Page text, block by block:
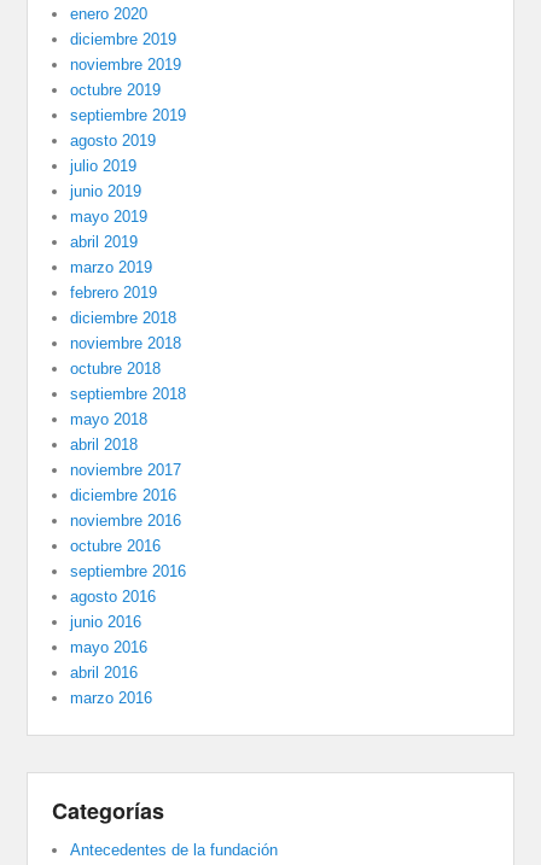
enero 2020
diciembre 2019
noviembre 2019
octubre 2019
septiembre 2019
agosto 2019
julio 2019
junio 2019
mayo 2019
abril 2019
marzo 2019
febrero 2019
diciembre 2018
noviembre 2018
octubre 2018
septiembre 2018
mayo 2018
abril 2018
noviembre 2017
diciembre 2016
noviembre 2016
octubre 2016
septiembre 2016
agosto 2016
junio 2016
mayo 2016
abril 2016
marzo 2016
Categorías
Antecedentes de la fundación